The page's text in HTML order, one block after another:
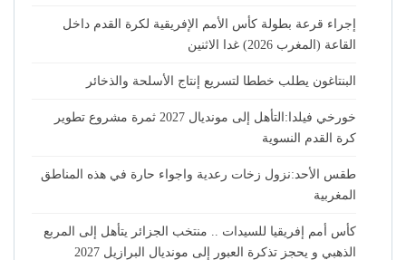
إجراء قرعة بطولة كأس الأمم الإفريقية لكرة القدم داخل
القاعة (المغرب 2026) غدا الاثنين
البنتاغون يطلب خططا لتسريع إنتاج الأسلحة والذخائر
خورخي فيلدا:التأهل إلى مونديال 2027 ثمرة مشروع تطوير
كرة القدم النسوية
طقس الأحد:نزول زخات رعدية واجواء حارة في هذه المناطق
المغربية
كأس أمم إفريقيا للسيدات .. منتخب الجزائر يتأهل إلى المربع
الذهبي و يحجز تذكرة العبور إلى مونديال البرازيل 2027